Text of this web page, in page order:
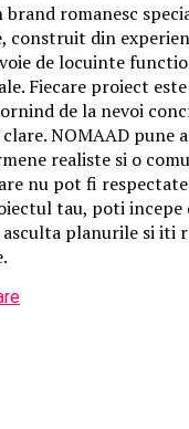
brand romanesc
construit din
de locuinte
Fiecare proiect
de la nevoi
NOMAAD pune
realiste si o
nu pot fi
tau, poti
planurile si iti